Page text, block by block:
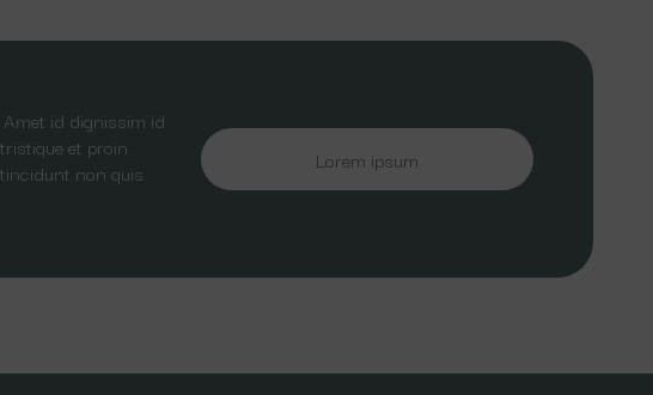
id dignissim id
et proin.
non quis
Lorem ipsum